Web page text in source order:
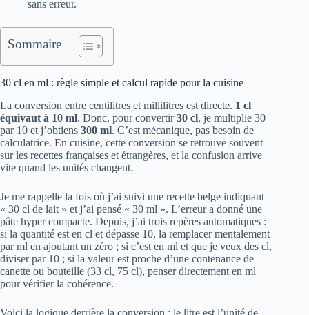
sans erreur.
Sommaire
30 cl en ml : règle simple et calcul rapide pour la cuisine
La conversion entre centilitres et millilitres est directe. 1 cl
équivaut à 10 ml. Donc, pour convertir30 cl, je multiplie 30
par 10 et j’obtiens 300 ml. C’est mécanique, pas besoin de
calculatrice. En cuisine, cette conversion se retrouve souvent
sur les recettes françaises et étrangères, et la confusion arrive
vite quand les unités changent.
Je me rappelle la fois où j’ai suivi une recette belge indiquant
« 30 cl de lait » et j’ai pensé « 30 ml ». L’erreur a donné une
pâte hyper compacte. Depuis, j’ai trois repères automatiques :
si la quantité est en cl et dépasse 10, la remplacer mentalement
par ml en ajoutant un zéro ; si c’est en ml et que je veux des cl,
diviser par 10 ; si la valeur est proche d’une contenance de
canette ou bouteille (33 cl, 75 cl), penser directement en ml
pour vérifier la cohérence.
Voici la logique derrière la conversion : le litre est l’unité de